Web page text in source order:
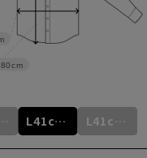
80cm
84cm L41cm/76cm L41cm/78cm